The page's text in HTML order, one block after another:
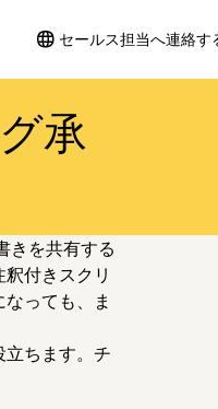
セールス担当へ連絡す
承
きを共有する
付きスクリ
っても、ま
ちます。チ